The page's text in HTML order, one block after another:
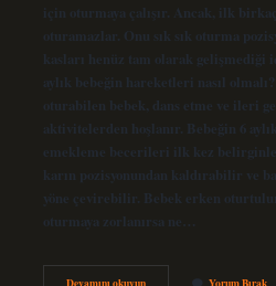
için oturmaya çalışır. Ancak, ilk
oturamazlar. Onu sık sık oturma
kasları henüz tam olarak gelişmediği
aylık bebeğin hareketleri nasıl
oturabilen bebek, dans etme ve ileri
aktivitelerden hoşlanır. Bebeğin 6
emekleme becerileri ilk kez
karın pozisyonundan kaldırabilir ve
yöne çevirebilir. Bebek erken
oturmaya zorlanırsa ne…
Devamını okuyun6
Yorum Bırak